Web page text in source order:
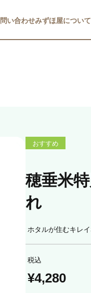
問い合わせみずほ屋について
おすすめ
穂垂米
れ
ホタルが住むキレ
税込
¥4,280